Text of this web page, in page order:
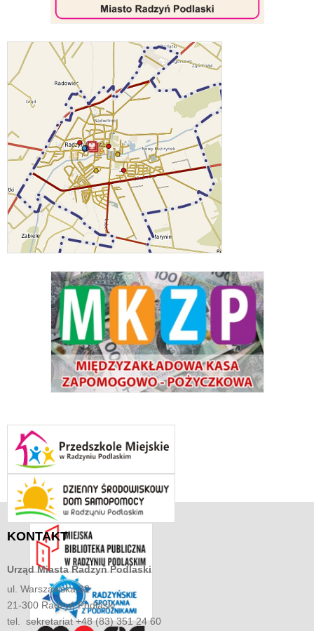
KONTAKT
Urząd MiastaRadzyń Podlaski
ul. Warszawska 32
21-300 Radzyń Podlaski
tel. sekretariat +48 (83) 351 24 60